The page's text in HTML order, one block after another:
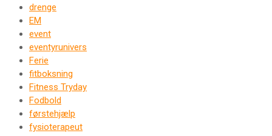
drenge
EM
event
eventyrunivers
Ferie
fitboksning
Fitness Tryday
Fodbold
førstehjælp
fysioterapeut